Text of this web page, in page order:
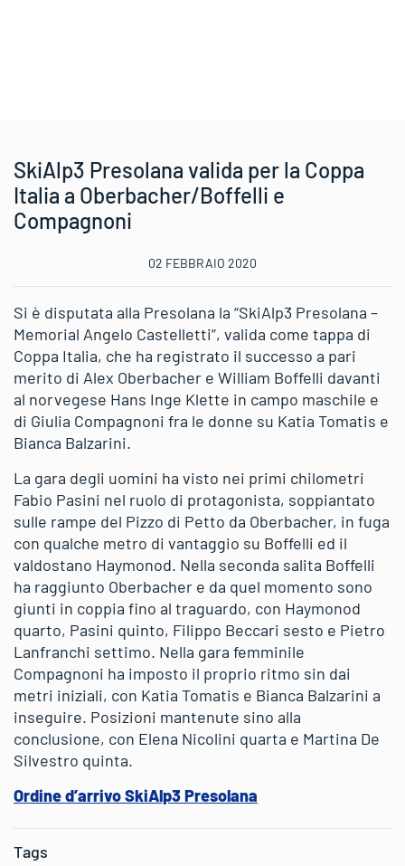
SkiAlp3 Presolana valida per la Coppa
Italia a Oberbacher/Boffelli e
Compagnoni
02 FEBBRAIO 2020
Si è disputata alla Presolana la “SkiAlp3 Presolana –
Memorial Angelo Castelletti”, valida come tappa di
Coppa Italia, che ha registrato il successo a pari
merito di Alex Oberbacher e William Boffelli davanti
al norvegese Hans Inge Klette in campo maschile e
di Giulia Compagnoni fra le donne su Katia Tomatis e
Bianca Balzarini.
La gara degli uomini ha visto nei primi chilometri
Fabio Pasini nel ruolo di protagonista, soppiantato
sulle rampe del Pizzo di Petto da Oberbacher, in fuga
con qualche metro di vantaggio su Boffelli ed il
valdostano Haymonod. Nella seconda salita Boffelli
ha raggiunto Oberbacher e da quel momento sono
giunti in coppia fino al traguardo, con Haymonod
quarto, Pasini quinto, Filippo Beccari sesto e Pietro
Lanfranchi settimo. Nella gara femminile
Compagnoni ha imposto il proprio ritmo sin dai
metri iniziali, con Katia Tomatis e Bianca Balzarini a
inseguire. Posizioni mantenute sino alla
conclusione, con Elena Nicolini quarta e Martina De
Silvestro quinta.
Ordine d’arrivo SkiAlp3 Presolana
Tags